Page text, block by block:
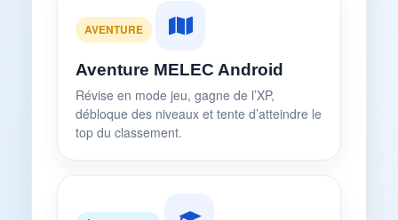
AVENTURE
Aventure MELEC Android
Révise en mode jeu, gagne de l’XP,
débloque des niveaux et tente d’atteindre le
top du classement.